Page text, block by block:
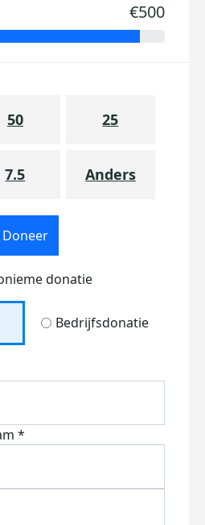
€500
50 25
7.5 Anders
Doneer
donatie
Bedrijfsdonatie
*